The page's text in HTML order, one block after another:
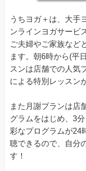
うちヨガ＋は、大手
ンラインヨガサービ
ご夫婦やご家族など
ます。朝6時から(平
スンは店舗での人気
による特別レッスン
また月謝プランは店
グラムをはじめ、3
彩なプログラムが24
聴できるので、自分
す！